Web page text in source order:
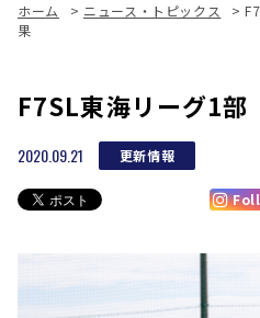
ホーム > ニュース・トピックス >
果
F7SL東海リーグ1部
2020.09.21 更新情報